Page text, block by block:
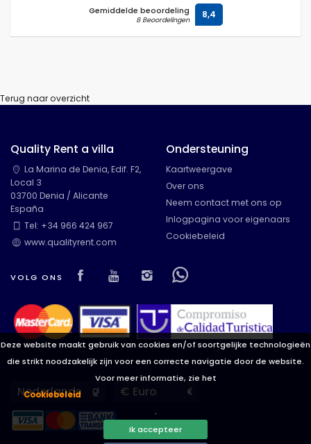
Deze website maakt gebruik van cookies en/of soortgelijke technologieën
die strikt noodzakelijk zijn voor een correcte navigatie door de website.
Voor meer informatie, zie het
Cookiebeleid
.
Ik accepteer
Gemiddelde beoordeling
8 Beoordelingen 8,4
Terug naar overzicht
Quality Rent a villa
La Marina de Denia, Edif. F2,
Local 3
03700 Denia / Alicante
España
Tel: +34 966 424 967
www.qualityrent.com
VOLG ONS Visit our Facebook page
Visit our youtube page
Visit our isntagram
Visit our
Ondersteuning
Kaartweergave
Over ons
Neem contact met ons op
Inlogpagina voor eigenaars
Cookiebeleid
Languages Currencies